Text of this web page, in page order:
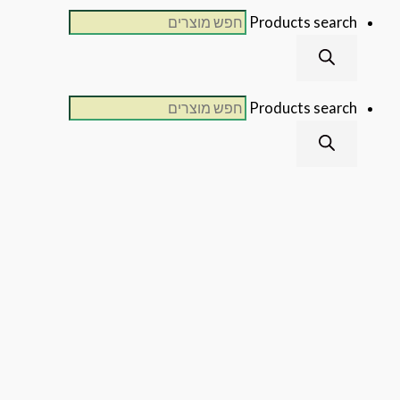
Products
Products